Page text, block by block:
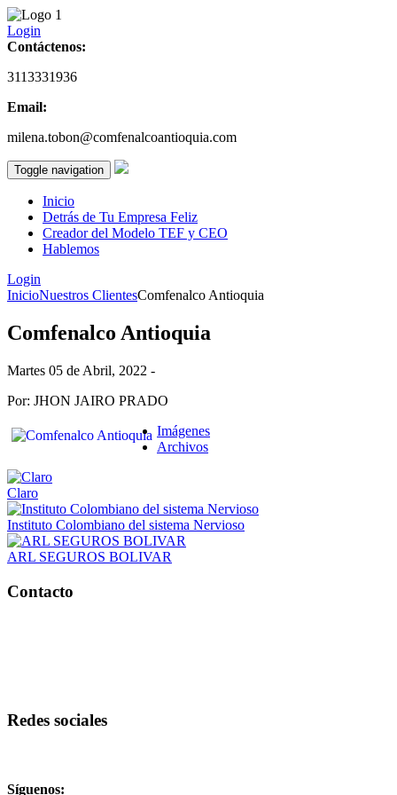
Login
Contáctenos:
3113331936
Email:
milena.tobon@comfenalcoantioquia.com
Toggle navigation
Inicio
Detrás de Tu Empresa Feliz
Creador del Modelo TEF y CEO
Hablemos
Login
InicioNuestros ClientesComfenalco Antioquia
Comfenalco Antioquia
Martes 05 de Abril, 2022 -
Por: JHON JAIRO PRADO
Imágenes
Archivos
Claro
Instituto Colombiano del sistema Nervioso
ARL SEGUROS BOLIVAR
Contacto
Redes sociales
Síguenos: